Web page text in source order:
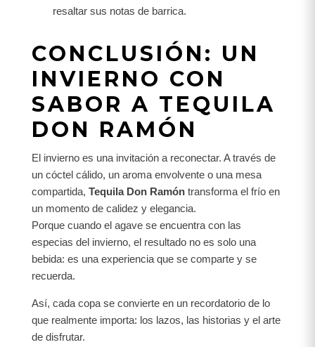
resaltar sus notas de barrica.
CONCLUSIÓN: UN
INVIERNO CON
SABOR A TEQUILA
DON RAMÓN
El invierno es una invitación a reconectar. A través de
un cóctel cálido, un aroma envolvente o una mesa
compartida, Tequila Don Ramón transforma el frío en
un momento de calidez y elegancia.
Porque cuando el agave se encuentra con las
especias del invierno, el resultado no es solo una
bebida: es una experiencia que se comparte y se
recuerda.
Así, cada copa se convierte en un recordatorio de lo
que realmente importa: los lazos, las historias y el arte
de disfrutar.